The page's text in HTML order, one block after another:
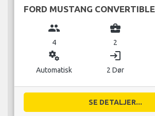
FORD MUSTANG CONVERTIBLE
group
4
business_center
2
miscellaneous_services
Automatisk
login
2 Dør
SE DETALJER...